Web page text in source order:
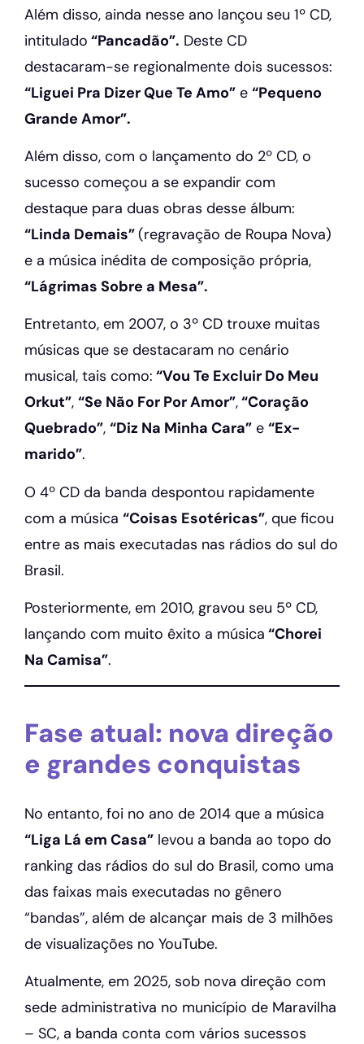
Além disso, ainda nesse ano lançou seu 1º CD,
intitulado “Pancadão”. Deste CD
destacaram-se regionalmente dois sucessos:
“Liguei Pra Dizer Que Te Amo” e “Pequeno
Grande Amor”.
Além disso, com o lançamento do 2º CD, o
sucesso começou a se expandir com
destaque para duas obras desse álbum:
“Linda Demais”(regravação de Roupa Nova)
e a música inédita de composição própria,
“Lágrimas Sobre a Mesa”.
Entretanto, em 2007, o 3º CD trouxe muitas
músicas que se destacaram no cenário
musical, tais como: “Vou Te Excluir Do Meu
Orkut”, “Se Não For Por Amor”,“Coração
Quebrado”, “Diz Na Minha Cara” e “Ex-
marido”.
O 4º CD da banda despontou rapidamente
com a música “Coisas Esotéricas”, que ficou
entre as mais executadas nas rádios do sul do
Brasil.
Posteriormente, em 2010, gravou seu 5º CD,
lançando com muito êxito a música “Chorei
Na Camisa”.
Fase atual: nova direção
e grandes conquistas
No entanto, foi no ano de 2014 que a música
“Liga Lá em Casa” levou a banda ao topo do
ranking das rádios do sul do Brasil, como uma
das faixas mais executadas no gênero
“bandas”, além de alcançar mais de 3 milhões
de visualizações no YouTube.
Atualmente, em 2025, sob nova direção com
sede administrativa no município de Maravilha
– SC, a banda conta com vários sucessos